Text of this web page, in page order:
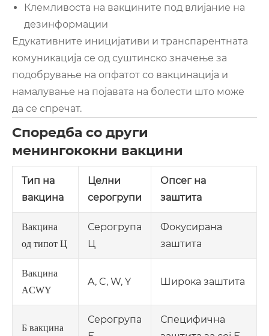
Клемливоста на вакцините под влијание на
дезинформации
Едукативните иницијативи и транспарентната
комуникација се од суштинско значење за
подобрување на опфатот со вакцинација и
намалување на појавата на болести што може
да се спречат.
Споредба со други
менингококни вакцини
Тип на
вакцина
Целни
серогрупи
Опсег на
заштита
Вакцина
од типот Ц
Серогрупа
Ц
Фокусирана
заштита
Вакцина
ACWY
A, C, W, Y Широка заштита
Б вакцина
Серогрупа
Специфична